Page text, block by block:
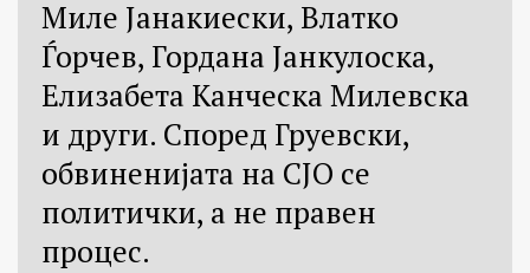
Миле Јанакиески, Влатко
Ѓорчев, Гордана Јанкулоска,
Елизабета Канческа Милевска
и други. Според Груевски,
обвиненијата на СЈО се
политички, а не правен
процес.